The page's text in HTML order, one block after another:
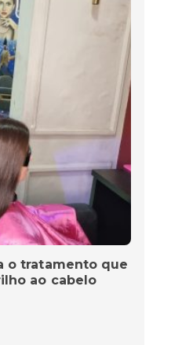
o tratamento que
ao cabelo